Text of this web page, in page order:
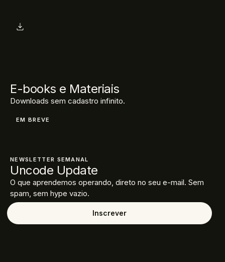
E-books e Materiais
Downloads sem cadastro infinito.
EM BREVE
NEWSLETTER SEMANAL
Uncode Update
O que aprendemos operando, direto no seu e-mail. Sem
spam, sem hype vazio.
Inscrever